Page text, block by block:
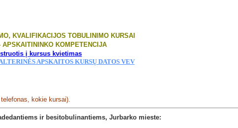
KVALIFIKACIJOS TOBULINIMO KURSAI
APSKAITININKO KOMPETENCIJA
kokie kursai).
ir besitobulinantiems, Jurbarko mieste: